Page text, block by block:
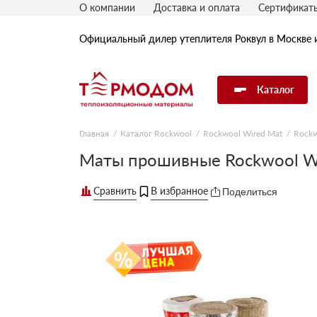
Официальный дилер утеплителя Роквул в Москве
Каталог
Утеплитель Rockwool
Утеплитель Технониколь
Утеплитель Knauf
О компании Доставка и оплата
Главная Каталог Rockwool Rockwool Wired Mat
Маты прошивные Rockwool
Поделиться